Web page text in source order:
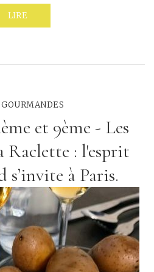
LIRE
et 9ème - Les
Raclette : l'esprit
à Paris.